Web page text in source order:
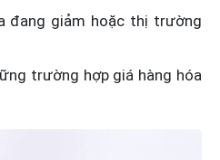
đang giảm hoặc thị trường
trường hợp giá hàng hóa